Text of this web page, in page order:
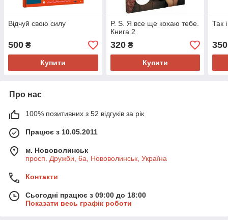
Відчуй свою силу
500 ₴
Купити
P. S. Я все ще кохаю тебе.
Книга 2
320₴
Купити
Так
350
Про нас
100% позитивних з 52 відгуків за рік
Працює з 10.05.2011
м. Нововолинськ
просп. Дружби, 6а, Нововолинськ, Україна
Контакти
Сьогодні працює з 09:00 до 18:00
Показати весь графік роботи